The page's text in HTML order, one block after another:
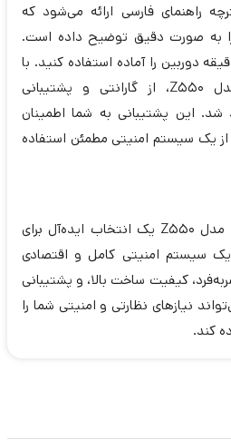
راهنمای فارسی ارائه می‌شود که
به صورت دقیق توضیح داده است.
می‌توانید تنها در 10 دقیقه دوربین را آماده استفاده کنید. با
خرید دوربین اسفیورد مدل Z550، از گارانتی و پشتیبانی
شد. این پشتیبانی به شما اطمینان
یک سیستم امنیتی مطمئن استفاده
دوربین مداربسته اسفیورد مدل Z550 یک انتخاب ایده‌آل برای
سیستم امنیتی کامل و اقتصادی
کیفیت ساخت بالا، و پشتیبانی
نیازهای نظارتی و امنیتی شما را
کند.